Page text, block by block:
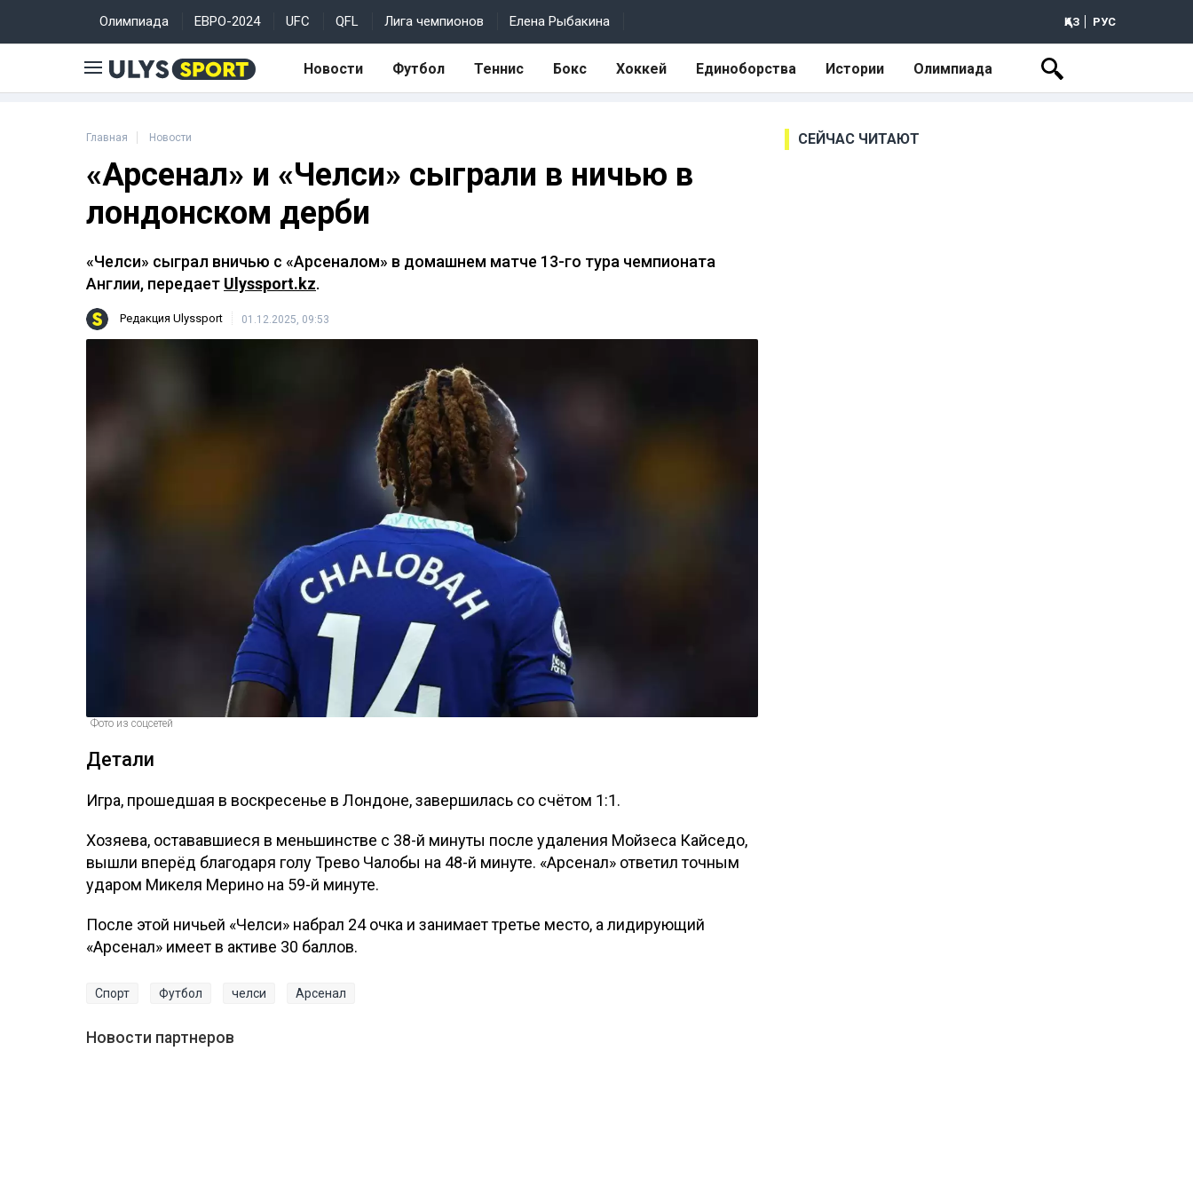
Олимпиада ЕВРО-2024 UFC QFL Лига чемпионов Елена Рыбакина ҚАЗ РУС
Новости Футбол Теннис Бокс Хоккей Единоборства Истории Олимпиада
Главная Новости
«Арсенал» и «Челси» сыграли в ничью в
лондонском дерби
«Челси» сыграл вничью с «Арсеналом» в домашнем матче 13-го тура чемпионата
Англии, передает Ulyssport.kz.
Редакция Ulyssport 01.12.2025, 09:53
Фото из соцсетей
Детали
Игра, прошедшая в воскресенье в Лондоне, завершилась со счётом 1:1.
Хозяева, остававшиеся в меньшинстве с 38-й минуты после удаления Мойзеса Кайседо,
вышли вперёд благодаря голу Трево Чалобы на 48-й минуте. «Арсенал» ответил точным
ударом Микеля Мерино на 59-й минуте.
После этой ничьей «Челси» набрал 24 очка и занимает третье место, а лидирующий
«Арсенал» имеет в активе 30 баллов.
Спорт Футбол челси Арсенал
Новости партнеров
СЕЙЧАС ЧИТАЮТ